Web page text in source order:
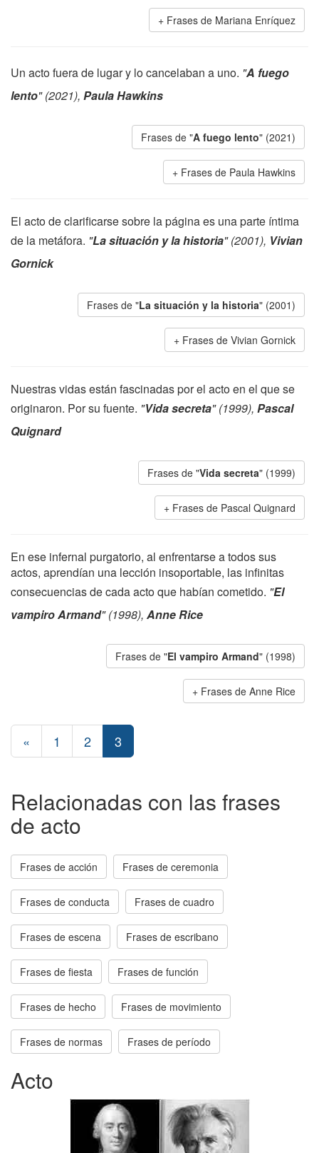
Frases de Mariana Enríquez
Un acto fuera de lugar y lo cancelaban a uno. "A fuego
lento" (2021), Paula Hawkins
Frases de "A fuego lento" (2021)
Frases de Paula Hawkins
El acto de clarificarse sobre la página es una parte íntima
de la metáfora. "La situación y la historia" (2001), Vivian
Gornick
Frases de "La situación y la historia" (2001)
Frases de Vivian Gornick
Nuestras vidas están fascinadas por el acto en el que se
originaron. Por su fuente. "Vida secreta" (1999), Pascal
Quignard
Frases de "Vida secreta" (1999)
Frases de Pascal Quignard
En ese infernal purgatorio, al enfrentarse a todos sus
actos, aprendían una lección insoportable, las infinitas
consecuencias de cada acto que habían cometido. "El
vampiro Armand" (1998), Anne Rice
Frases de "El vampiro Armand" (1998)
Frases de Anne Rice
« 1 2 3
Relacionadas con las frases
de acto
Frases de acción Frases de ceremonia
Frases de conducta Frases de cuadro
Frases de escena Frases de escribano
Frases de fiesta Frases de función
Frases de hecho Frases de movimiento
Frases de normas Frases de período
Acto